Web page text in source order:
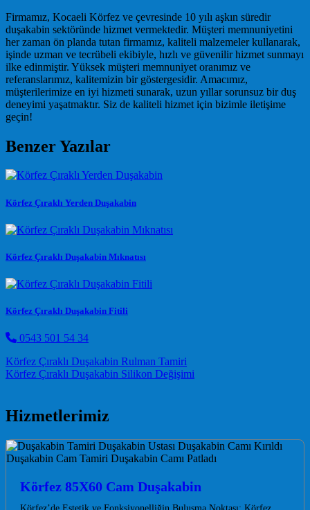
Firmamız, Kocaeli Körfez ve çevresinde 10 yılı aşkın süredir
duşakabin sektöründe hizmet vermektedir. Müşteri memnuniyetini
her zaman ön planda tutan firmamız, kaliteli malzemeler kullanarak,
işinde uzman ve tecrübeli ekibiyle, hızlı ve güvenilir hizmet sunmayı
ilke edinmiştir. Yüksek müşteri memnuniyet oranımız ve
referanslarımız, kalitemizin bir göstergesidir. Amacımız,
müşterilerimize en iyi hizmeti sunarak, uzun yıllar sorunsuz bir duş
deneyimi yaşatmaktır. Siz de kaliteli hizmet için bizimle iletişime
geçin!
Benzer Yazılar
Körfez Çıraklı Yerden Duşakabin
Körfez Çıraklı Duşakabin Mıknatısı
Körfez Çıraklı Duşakabin Fitili
0543 501 54 34
Post navigation
Körfez Çıraklı Duşakabin Rulman Tamiri
Körfez Çıraklı Duşakabin Silikon Değişimi
Hizmetlerimiz
Körfez 85X60 Cam Duşakabin